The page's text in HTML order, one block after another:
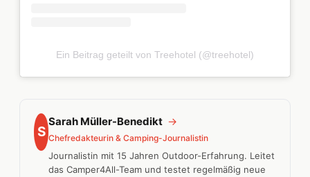
Ein Beitrag geteilt von Treehotel (@treehotel)
S
Sarah Müller-Benedikt →
Chefredakteurin & Camping-Journalistin
Journalistin mit 15 Jahren Outdoor-Erfahrung. Leitet
das Camper4All-Team und testet regelmäßig neue